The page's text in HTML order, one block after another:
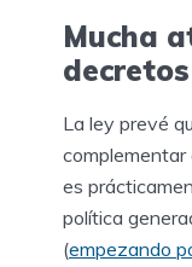
Mucha
La ley prevé
complementar
es
política
(empezando